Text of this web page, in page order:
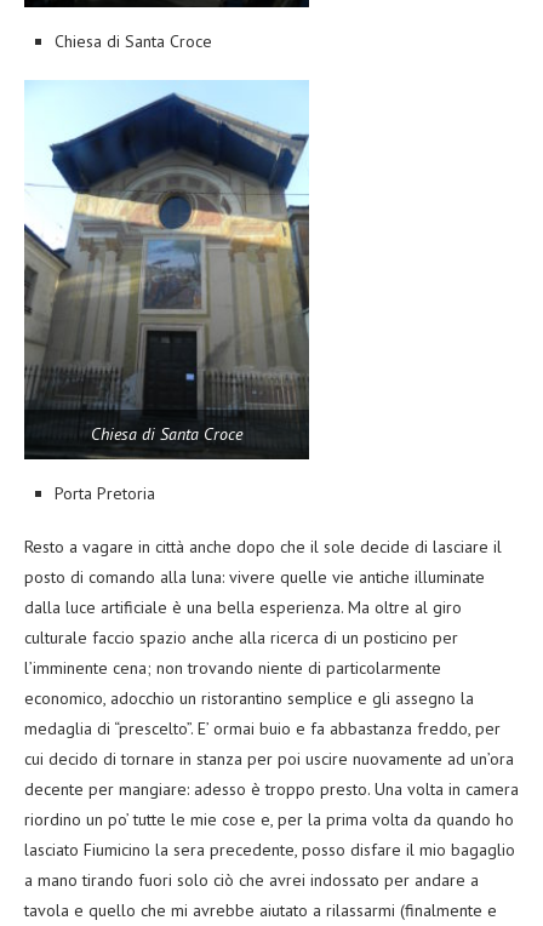
Chiesa di Santa Croce
Chiesa di Santa Croce
Porta Pretoria
Resto a vagare in città anche dopo che il sole decide di lasciare il
posto di comando alla luna: vivere quelle vie antiche illuminate
dalla luce artificiale è una bella esperienza. Ma oltre al giro
culturale faccio spazio anche alla ricerca di un posticino per
l’imminente cena; non trovando niente di particolarmente
economico, adocchio un ristorantino semplice e gli assegno la
medaglia di “prescelto”. E’ ormai buio e fa abbastanza freddo, per
cui decido di tornare in stanza per poi uscire nuovamente ad un’ora
decente per mangiare: adesso è troppo presto. Una volta in camera
riordino un po’ tutte le mie cose e, per la prima volta da quando ho
lasciato Fiumicino la sera precedente, posso disfare il mio bagaglio
a mano tirando fuori solo ciò che avrei indossato per andare a
tavola e quello che mi avrebbe aiutato a rilassarmi (finalmente e